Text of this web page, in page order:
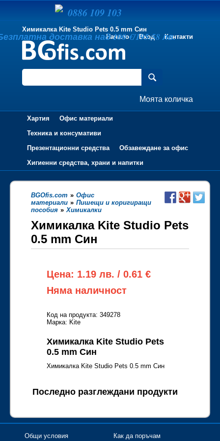
Химикалка Kite Studio Pets 0.5 mm Син
Начало
Вход Контакти
Моята количка
Хартия
Офис материали
Техника и консумативи
Презентационни средства
Обзавеждане за офис
Хигиенни средства, храни и напитки
BGOfis.com » Офис
материали » Пишещи и коригиращи
пособия » Химикалки
Химикалка Kite Studio Pets
0.5 mm Син
Цена: 1.19 лв. / 0.61 €
Няма наличност
Код на продукта: 349278
Марка: Kite
Химикалка Kite Studio Pets
0.5 mm Син
Химикалка Kite Studio Pets 0.5 mm Син
Последно разглеждани продукти
0886 109 103
доставка над 100 €/195.58 лв.
Общи условия Как да поръчам